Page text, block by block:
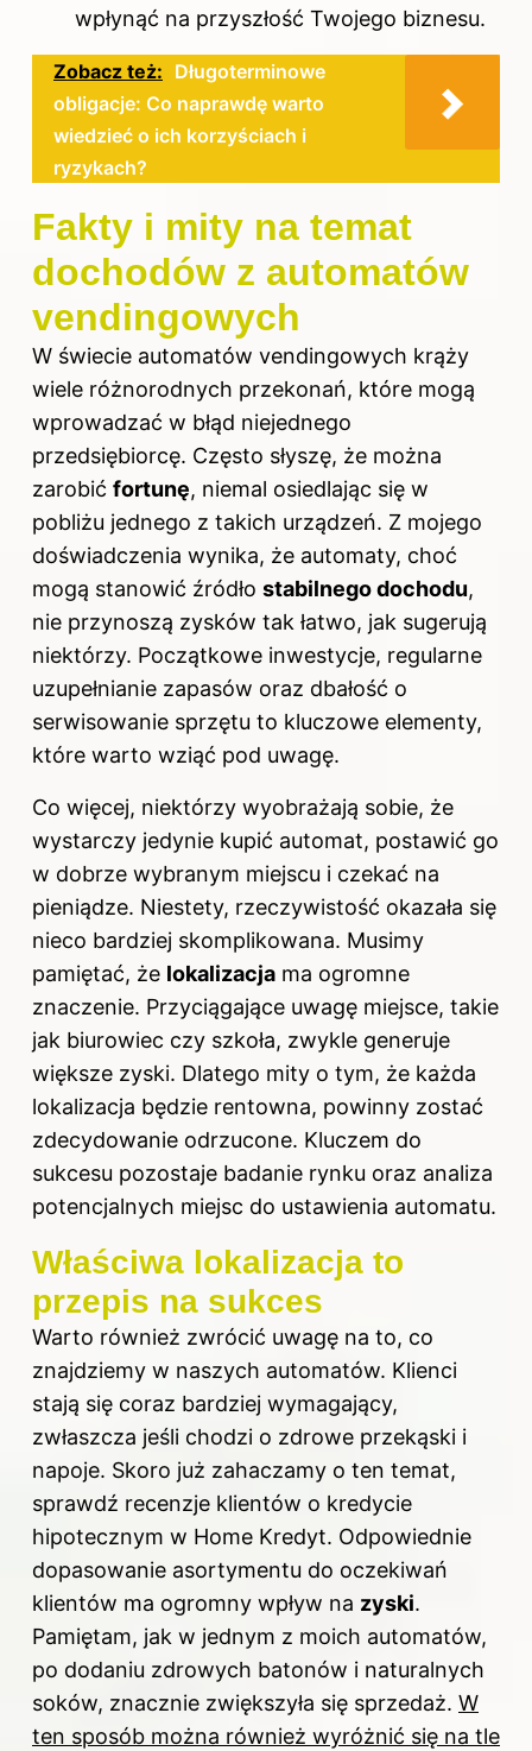
wpłynąć na przyszłość Twojego biznesu.
Zobacz też: Długoterminowe
obligacje: Co naprawdę warto
wiedzieć o ich korzyściach i
ryzykach?
Fakty i mity na temat
dochodów z automatów
vendingowych
W świecie automatów vendingowych krąży
wiele różnorodnych przekonań, które mogą
wprowadzać w błąd niejednego
przedsiębiorcę. Często słyszę, że można
zarobić fortunę, niemal osiedlając się w
pobliżu jednego z takich urządzeń. Z mojego
doświadczenia wynika, że automaty, choć
mogą stanowić źródło stabilnego dochodu,
nie przynoszą zysków tak łatwo, jak sugerują
niektórzy. Początkowe inwestycje, regularne
uzupełnianie zapasów oraz dbałość o
serwisowanie sprzętu to kluczowe elementy,
które warto wziąć pod uwagę.
Co więcej, niektórzy wyobrażają sobie, że
wystarczy jedynie kupić automat, postawić go
w dobrze wybranym miejscu i czekać na
pieniądze. Niestety, rzeczywistość okazała się
nieco bardziej skomplikowana. Musimy
pamiętać, że lokalizacja ma ogromne
znaczenie. Przyciągające uwagę miejsce, takie
jak biurowiec czy szkoła, zwykle generuje
większe zyski. Dlatego mity o tym, że każda
lokalizacja będzie rentowna, powinny zostać
zdecydowanie odrzucone. Kluczem do
sukcesu pozostaje badanie rynku oraz analiza
potencjalnych miejsc do ustawienia automatu.
Właściwa lokalizacja to
przepis na sukces
Warto również zwrócić uwagę na to, co
znajdziemy w naszych automatów. Klienci
stają się coraz bardziej wymagający,
zwłaszcza jeśli chodzi o zdrowe przekąski i
napoje. Skoro już zahaczamy o ten temat,
sprawdź recenzje klientów o kredycie
hipotecznym w Home Kredyt. Odpowiednie
dopasowanie asortymentu do oczekiwań
klientów ma ogromny wpływ na zyski.
Pamiętam, jak w jednym z moich automatów,
po dodaniu zdrowych batonów i naturalnych
soków, znacznie zwiększyła się sprzedaż. W
ten sposób można również wyróżnić się na tle